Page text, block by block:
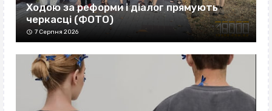
Ходою за реформи і діалог прямують
черкасці (ФОТО)
7 Серпня 2026